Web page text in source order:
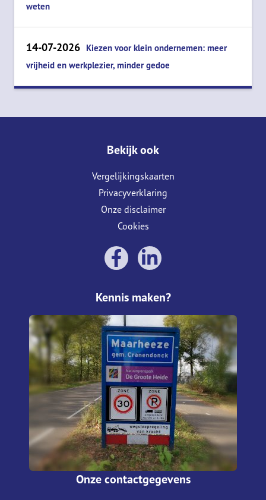
weten
14-07-2026 Kiezen voor klein ondernemen: meer
vrijheid en werkplezier, minder gedoe
Bekijk ook
Vergelijkingskaarten
Privacyverklaring
Onze disclaimer
Cookies
Kennis maken?
Onze contactgegevens